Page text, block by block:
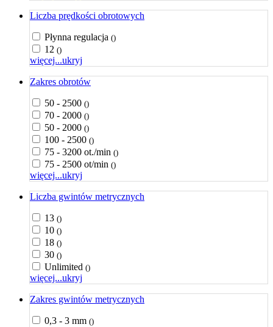
Liczba prędkości obrotowych
Płynna regulacja ()
12 ()
więcej...ukryj
Zakres obrotów
50 - 2500 ()
70 - 2000 ()
50 - 2000 ()
100 - 2500 ()
75 - 3200 ot./min ()
75 - 2500 ot/min ()
więcej...ukryj
Liczba gwintów metrycznych
13 ()
10 ()
18 ()
30 ()
Unlimited ()
więcej...ukryj
Zakres gwintów metrycznych
0,3 - 3 mm ()